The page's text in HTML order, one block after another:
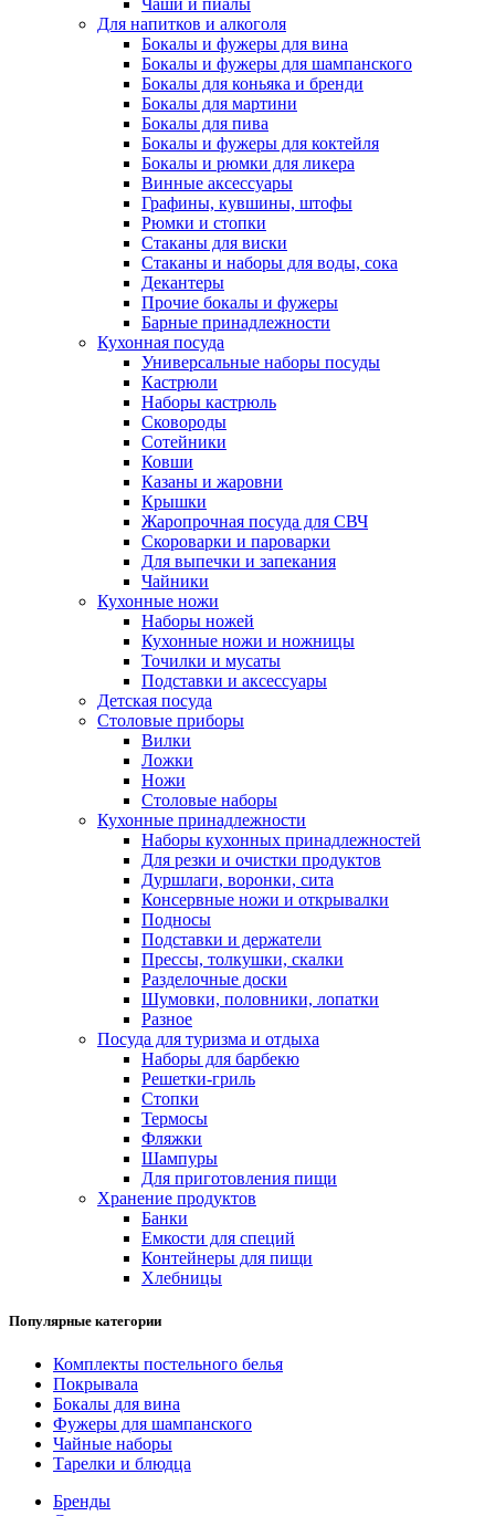
Чаши и пиалы
Для напитков и алкоголя
Бокалы и фужеры для вина
Бокалы и фужеры для шампанского
Бокалы для коньяка и бренди
Бокалы для мартини
Бокалы для пива
Бокалы и фужеры для коктейля
Бокалы и рюмки для ликера
Винные аксессуары
Графины, кувшины, штофы
Рюмки и стопки
Стаканы для виски
Стаканы и наборы для воды, сока
Декантеры
Прочие бокалы и фужеры
Барные принадлежности
Кухонная посуда
Универсальные наборы посуды
Кастрюли
Наборы кастрюль
Сковороды
Сотейники
Ковши
Казаны и жаровни
Крышки
Жаропрочная посуда для СВЧ
Скороварки и пароварки
Для выпечки и запекания
Чайники
Кухонные ножи
Наборы ножей
Кухонные ножи и ножницы
Точилки и мусаты
Подставки и аксессуары
Детская посуда
Столовые приборы
Вилки
Ложки
Ножи
Столовые наборы
Кухонные принадлежности
Наборы кухонных принадлежностей
Для резки и очистки продуктов
Дуршлаги, воронки, сита
Консервные ножи и открывалки
Подносы
Подставки и держатели
Прессы, толкушки, скалки
Разделочные доски
Шумовки, половники, лопатки
Разное
Посуда для туризма и отдыха
Наборы для барбекю
Решетки-гриль
Стопки
Термосы
Фляжки
Шампуры
Для приготовления пищи
Хранение продуктов
Банки
Емкости для специй
Контейнеры для пищи
Хлебницы
Популярные категории
Комплекты постельного белья
Покрывала
Бокалы для вина
Фужеры для шампанского
Чайные наборы
Тарелки и блюдца
Бренды